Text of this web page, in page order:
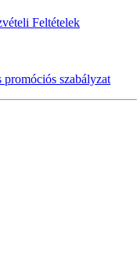
Feltételek
szabályzat